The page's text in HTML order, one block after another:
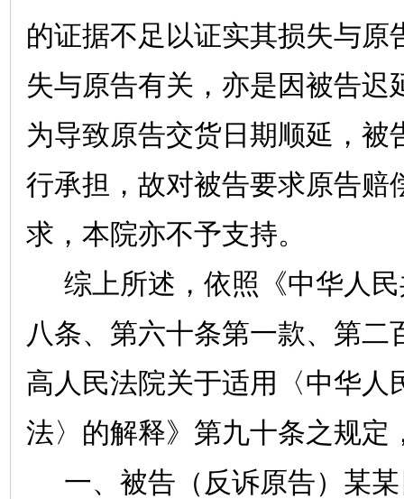
的证据不足以证实其损失与原
失与原告有关，亦是因被告迟
为导致原告交货日期顺延，被
行承担，故对被告要求原告赔
求，本院亦不予支持。
综上所述，依照《中华人
八条、第六十条第一款、第二
高人民法院关于适用〈中华人
法〉的解释》第九十条之规定
一、被告（反诉原告）某